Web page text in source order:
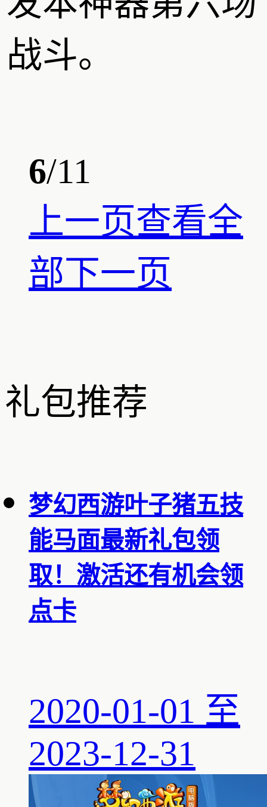
战斗。
6/11
上一页查看全
部下一页
礼包推荐
梦幻西游叶子猪五技
能马面最新礼包领
取！激活还有机会领
点卡
2020-01-01 至
2023-12-31